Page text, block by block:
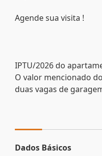
Agende sua visita !
IPTU/2026 do
O valor mencionado
duas vagas de
Dados Básicos